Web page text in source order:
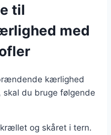
til
med
kærlighed
du bruge følgende
og skåret i tern.